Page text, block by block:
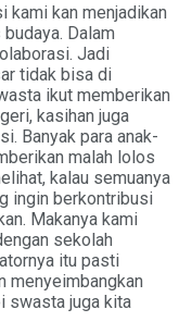
kami kan menjadikan
Dalam
Jadi
tidak bisa di
ikut memberikan
kasihan juga
Banyak para anak-
malah lolos
kalau semuanya
ingin berkontribusi
Makanya kami
sekolah
itu pasti
menyeimbangkan
swasta juga kita